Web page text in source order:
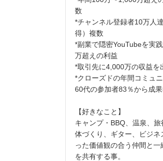
数
*チャンネル登録者10万人
得）複数
*副業で隠密YouTubeを実
万超えの利益
*取引先に4,000万の収益を
*クローズドの年間コミュ
60代の参加者83％から成
【好きなこと】
キャンプ・BBQ、温泉、
体づくり、ギター、ビジネ
った価値観の合う仲間と
を共有する事。